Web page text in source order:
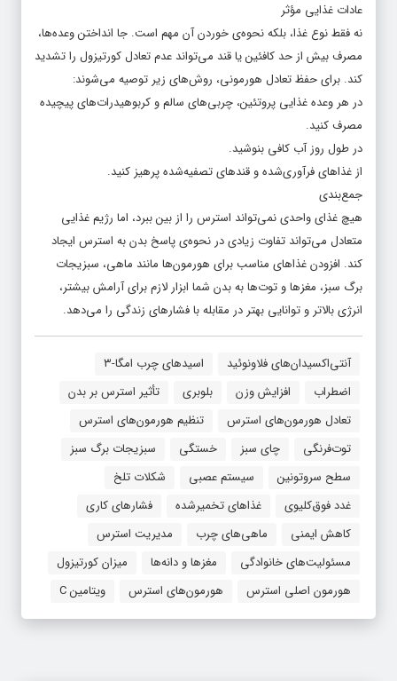
عادات غذایی مؤثر
نه فقط نوع غذا، بلکه نحوه‌ی خوردن آن مهم است. جا انداختن وعده‌ها،
مصرف بیش از حد کافئین یا قند می‌تواند عدم تعادل کورتیزول را تشدید
کند. برای حفظ تعادل هورمونی، روش‌های زیر توصیه می‌شوند:
در هر وعده غذایی پروتئین، چربی‌های سالم و کربوهیدرات‌های پیچیده
مصرف کنید.
در طول روز آب کافی بنوشید.
از غذاهای فرآوری‌شده و قندهای تصفیه‌شده پرهیز کنید.
جمع‌بندی
هیچ غذای واحدی نمی‌تواند استرس را از بین ببرد، اما رژیم غذایی
متعادل می‌تواند تفاوت زیادی در نحوه‌ی پاسخ بدن به استرس ایجاد
کند. افزودن غذاهای مناسب برای هورمون‌ها مانند ماهی، سبزیجات
برگ سبز، مغزها و توت‌ها به بدن شما ابزار لازم برای آرامش بیشتر،
انرژی بالاتر و توانایی بهتر در مقابله با فشارهای زندگی را می‌دهد.
آنتی‌اکسیدان‌های فلاونوئید
اسیدهای چرب امگا-۳
اضطراب
افزایش وزن بلوبری
تأثیر استرس بر بدن
تعادل هورمون‌های استرس
تنظیم هورمون‌های استرس
توت‌فرنگی
چای سبز خستگی
سبزیجات برگ سبز
سطح سروتونین
سیستم عصبی
شکلات تلخ
غدد فوق‌کلیوی
غذاهای تخمیرشده
فشارهای کاری
کاهش ایمنی
ماهی‌های چرب
مدیریت استرس
مسئولیت‌های خانوادگی
مغزها و دانه‌ها
میزان کورتیزول
هورمون اصلی استرس
هورمون‌های استرس ویتامین C